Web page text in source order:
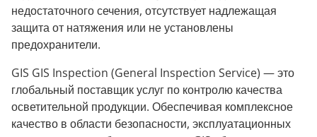
недостаточного сечения, отсутствует надлежащая
защита от натяжения или не установлены
предохранители.
GIS GIS Inspection (General Inspection Service) — это
глобальный поставщик услуг по контролю качества
осветительной продукции. Обеспечивая комплексное
качество в области безопасности, эксплуатационных